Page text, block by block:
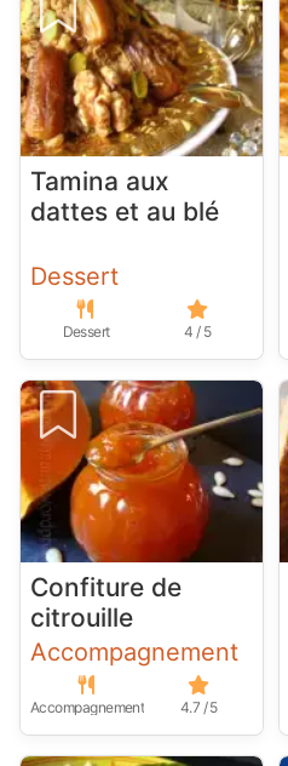
Tamina aux
dattes et au blé
Dessert
Dessert 4 / 5
Confiture de
citrouille
Accompagnement
Accompagnement 4.7 / 5